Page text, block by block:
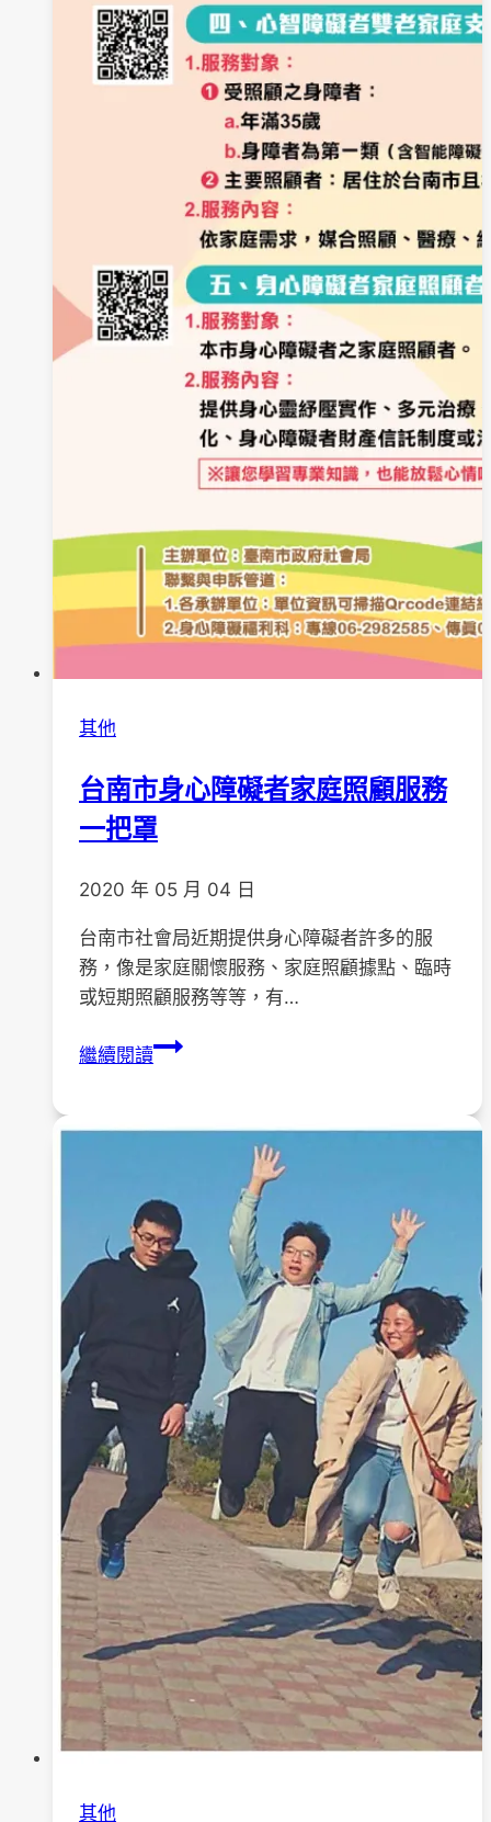
其他
台南市身心障礙者家庭照顧服務
一把罩
2020 年 05 月 04 日
台南市社會局近期提供身心障礙者許多的服
務，像是家庭關懷服務、家庭照顧據點、臨時
或短期照顧服務等等，有…
繼續閱讀台
身
礙
者
庭
服
務
一
把
罩
其他